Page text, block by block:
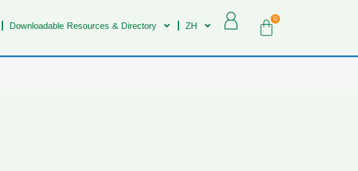
Downloadable Resources & Directory ZH
0